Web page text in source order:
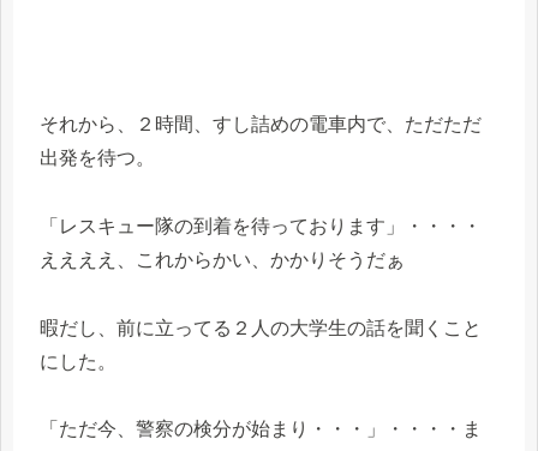
それから、２時間、すし詰めの電車内で、ただただ
出発を待つ。
「レスキュー隊の到着を待っております」・・・・
ええええ、これからかい、かかりそうだぁ
暇だし、前に立ってる２人の大学生の話を聞くこと
にした。
「ただ今、警察の検分が始まり・・・」・・・・ま